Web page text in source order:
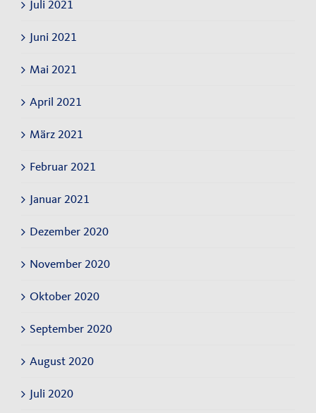
Juli 2021
Juni 2021
Mai 2021
April 2021
März 2021
Februar 2021
Januar 2021
Dezember 2020
November 2020
Oktober 2020
September 2020
August 2020
Juli 2020